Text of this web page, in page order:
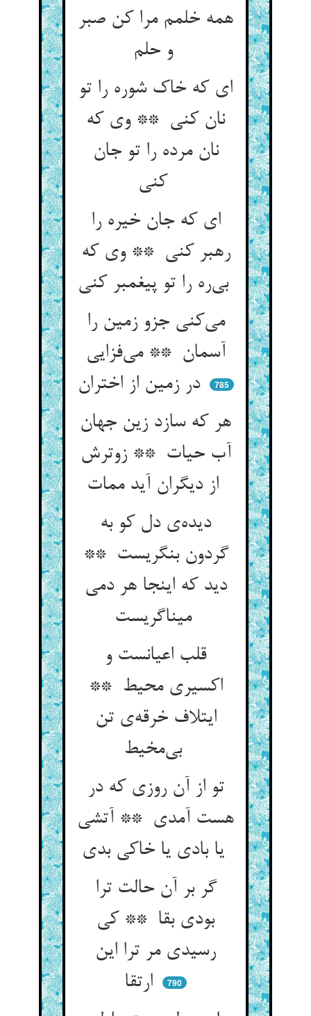
همه خلمم مرا کن صبر
و حلم
ای که خاک شوره را تو
نان کنی ** وی که
نان مرده را تو جان
ای که جان خیره را
رهبر کنی ** وی که
بی‌ره را تو پیغمبر کنی
می‌کنی جزو زمین را
آسمان ** می‌فزایی
در زمین از اختران
785
هر که سازد زین جهان
آب حیات ** زوترش
دیده‌ی دل کو به
گردون بنگریست **
دید که اینجا هر دمی
میناگریست
قلب اعیانست و
اکسیری محیط **
ایتلاف خرقه‌ی تن
بی‌مخیط
تو از آن روزی که در
هست آمدی ** آتشی
یا بادی یا خاکی بدی
گر بر آن حالت ترا
بودی بقا ** کی
رسیدی مر ترا این
790